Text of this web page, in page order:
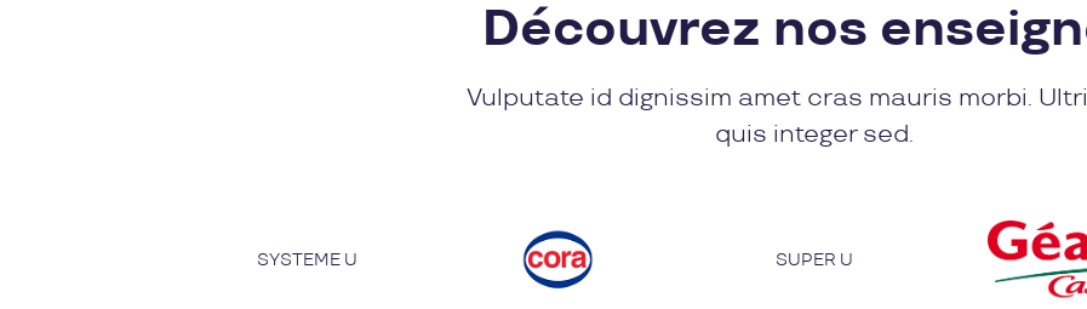
Découvrez nos
Vulputate id dignissim amet cras mauris morbi.
quis integer sed.
SYSTEME U SUPER U